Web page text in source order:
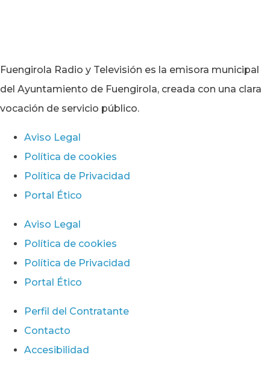
Fuengirola Radio y Televisión es la emisora municipal
del Ayuntamiento de Fuengirola, creada con una clara
vocación de servicio público.
Aviso Legal
Política de cookies
Política de Privacidad
Portal Ético
Aviso Legal
Política de cookies
Política de Privacidad
Portal Ético
Perfil del Contratante
Contacto
Accesibilidad